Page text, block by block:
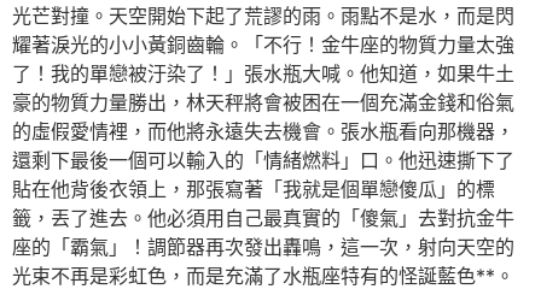
光芒對撞。天空開始下起了荒謬的雨。雨點不是水，而是閃
耀著淚光的小小黃銅齒輪。「不行！金牛座的物質力量太強
了！我的單戀被汙染了！」張水瓶大喊。他知道，如果牛土
豪的物質力量勝出，林天秤將會被困在一個充滿金錢和俗氣
的虛假愛情裡，而他將永遠失去機會。張水瓶看向那機器，
還剩下最後一個可以輸入的「情緒燃料」口。他迅速撕下了
貼在他背後衣領上，那張寫著「我就是個單戀傻瓜」的標
籤，丟了進去。他必須用自己最真實的「傻氣」去對抗金牛
座的「霸氣」！調節器再次發出轟鳴，這一次，射向天空的
光束不再是彩虹色，而是充滿了水瓶座特有的怪誕藍色**。